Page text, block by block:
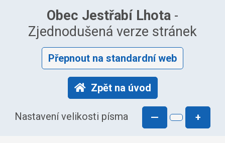
Obec Jestřabí Lhota -
Zjednodušená verze stránek
Přepnout na standardní web
Zpět na úvod
Nastavení velikosti písma — +